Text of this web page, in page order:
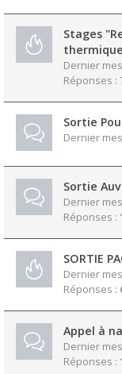
Stages
Dernier
Réponses :
Sortie
Dernier
Sortie
Dernier
Réponses :
SORTIE
Dernier
Réponses :
Appel à
Dernier
Réponses :